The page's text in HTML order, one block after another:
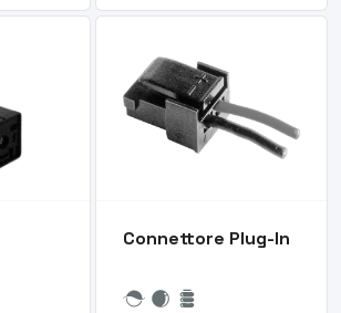
Connettore Plug-In